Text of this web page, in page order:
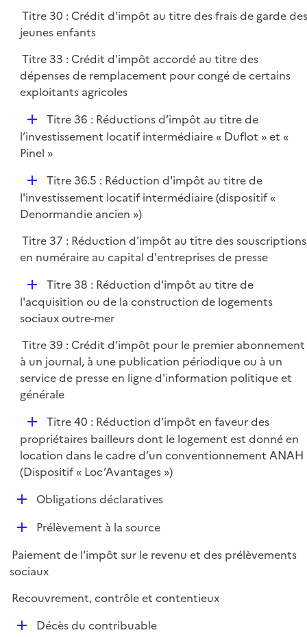
l
i
e
r
Titre 30 : Crédit d'impôt au titre des frais de garde
jeunes enfants
Titre 33 : Crédit d'impôt accordé au titre des
dépenses de remplacement pour congé de certains
exploitants agricoles
D
é
p
e
r
Titre 36 : Réductions d’impôt au titre de
l’investissement locatif intermédiaire « Duflot » et «
Pinel »
D
é
p
i
e
Titre 36.5 : Réduction d'impôt au titre de
l'investissement locatif intermédiaire (dispositif «
Denormandie ancien »)
Titre 37 : Réduction d'impôt au titre des souscriptions
en numéraire au capital d'entreprises de presse
D
é
p
i
e
r
Titre 38 : Réduction d'impôt au titre de
l'acquisition ou de la construction de logements
sociaux outre-mer
Titre 39 : Crédit d’impôt pour le premier abonnement
à un journal, à une publication périodique ou à un
service de presse en ligne d'information politique et
générale
D
é
p
l
e
r
Titre 40 : Réduction d’impôt en faveur des
propriétaires bailleurs dont le logement est donné en
location dans le cadre d’un conventionnement ANAH
(Dispositif « Loc’Avantages »)
D
i
e
r
Obligations déclaratives
D
p
l
i
Prélèvement à la source
Paiement de l'impôt sur le revenu et des prélèvements
sociaux
Recouvrement, contrôle et contentieux
DDécès du contribuable